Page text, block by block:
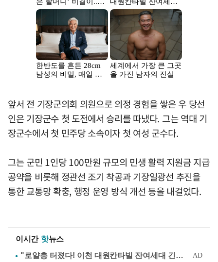
앞서 전 기장군의회 의원으로 의정 경험을 쌓은 우 당선
인은 기장군수 첫 도전에서 승리를 따냈다. 그는 역대 기
장군수에서 첫 민주당 소속이자 첫 여성 군수다.
그는 군민 1인당 100만원 규모의 민생 활력 지원금 지급
공약을 비롯해 정관선 조기 착공과 기장일광선 추진을
통한 교통망 확충, 행정 운영 방식 개선 등을 내걸었다.
이시간 핫뉴스